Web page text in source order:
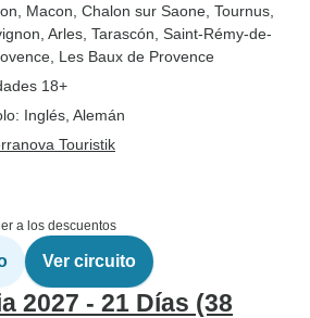
, Macon , Chalon sur Saone , Tournus
, Arles , Tarascón , Saint-Rémy-de-
, Les Baux de Provence
18+
Inglés, Alemán
Touristik
a los descuentos
Ver circuito
2027 - 21 Días (38